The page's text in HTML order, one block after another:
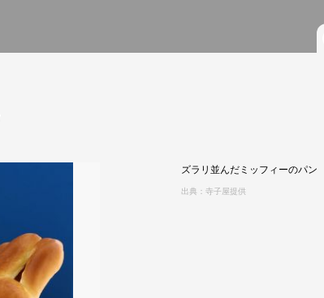
ズラリ並んだミッフィーのパン
出典：寺子屋提供